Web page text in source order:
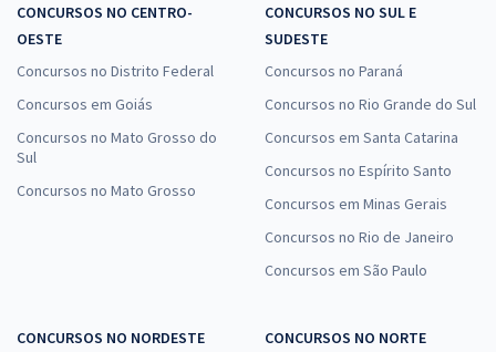
CONCURSOS NO CENTRO-
OESTE
Concursos no Distrito Federal
Concursos em Goiás
Concursos no Mato Grosso do
Sul
Concursos no Mato Grosso
CONCURSOS NO SUL E
SUDESTE
Concursos no Paraná
Concursos no Rio Grande do Sul
Concursos em Santa Catarina
Concursos no Espírito Santo
Concursos em Minas Gerais
Concursos no Rio de Janeiro
Concursos em São Paulo
CONCURSOS NO NORDESTE
CONCURSOS NO NORTE